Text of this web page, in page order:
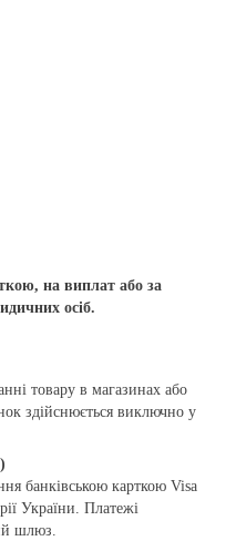
на виплат або за
осіб.
товару в магазинах або
здійснюється виключно у
банківською карткою Visa
України. Платежі
шлюз.